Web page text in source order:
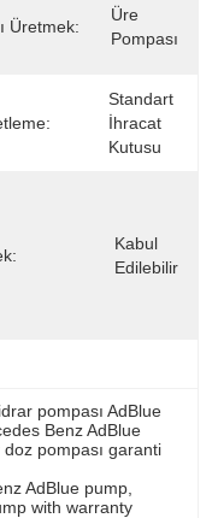
Üretmek:
Üre
Pompası
Standart
İhracat
Kutusu
Kabul
Edilebilir
pompası AdBlue
Benz AdBlue
doz pompası garanti
AdBlue pump
with warranty